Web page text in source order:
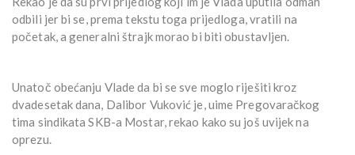
odbili jer bi se, prema tekstu toga prijedloga, vratili na
početak, a generalni štrajk morao bi biti obustavljen.
Unatoč obećanju Vlade da bi se sve moglo riješiti kroz
dvadesetak dana, Dalibor Vuković je, uime Pregovaračkog
tima sindikata SKB-a Mostar, rekao kako su još uvijek na
oprezu.